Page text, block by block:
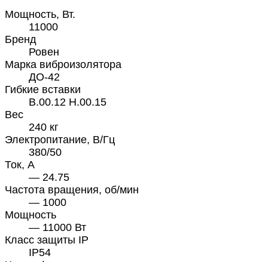
Мощность, Вт.
11000
Бренд
Ровен
Марка виброизолятора
ДО-42
Гибкие вставки
В.00.12 Н.00.15
Вес
240 кг
Электропитание, В/Гц
380/50
Ток, А
— 24.75
Частота вращения, об/мин
— 1000
Мощность
— 11000 Вт
Класс защиты IP
IP54